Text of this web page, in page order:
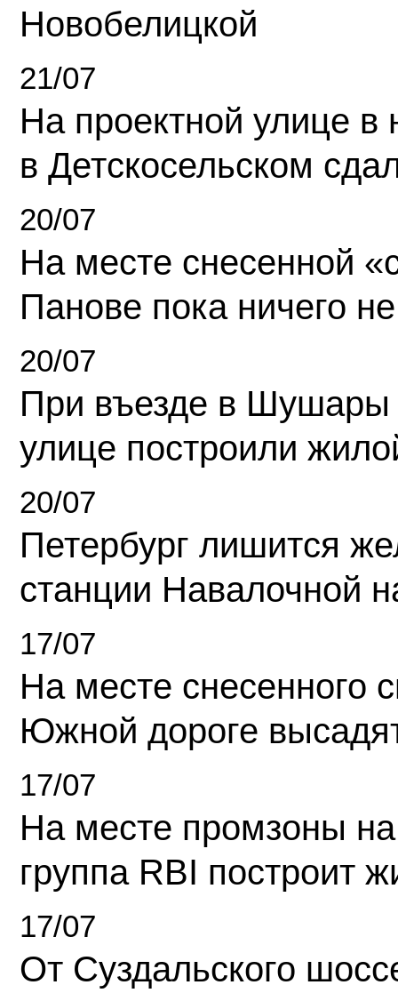
Новобелицкой
21/07
На проектной улице
в Детскосельском
20/07
На месте снесенной
Панове пока ничего
20/07
При въезде в Шушары
улице построили
20/07
Петербург лишится
станции Навалочной
17/07
На месте снесенного
Южной дороге
17/07
На месте промзоны
группа RBI построит
17/07
От Суздальского